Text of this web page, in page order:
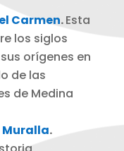
Carmen.Esta
los siglos
orígenes en
de las
de Medina
Muralla.